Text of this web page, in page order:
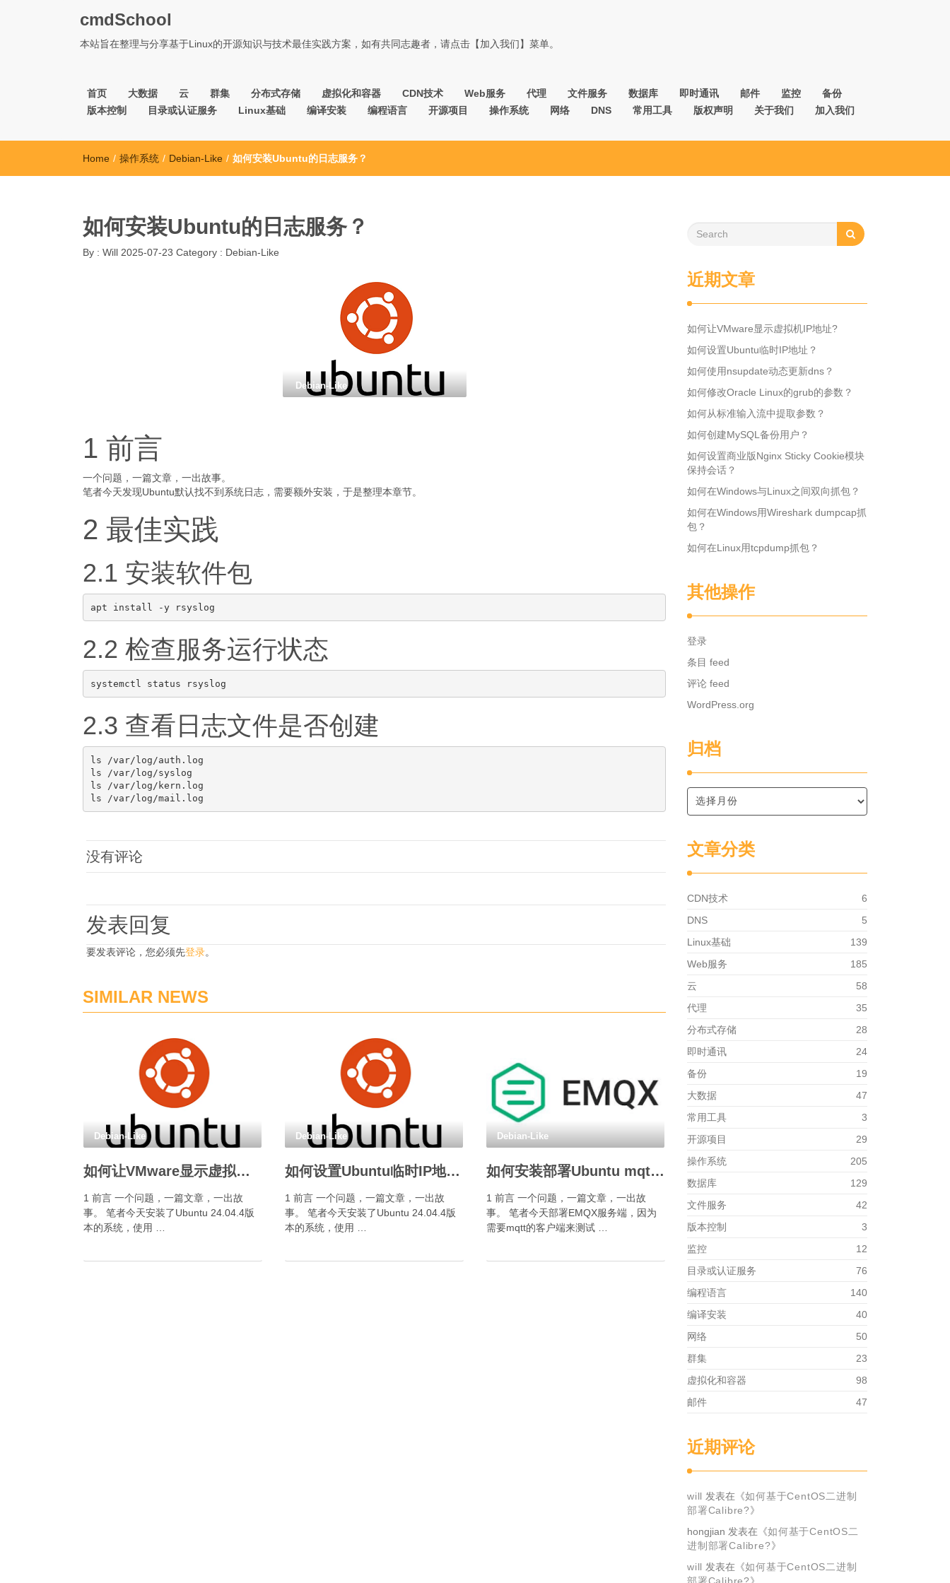
cmdSchool
本站旨在整理与分享基于Linux的开源知识与技术最佳实践方案，如有共同志趣者，请点击【加入我们】菜单。
首页 大数据 云 群集 分布式存储 虚拟化和容器 CDN技术 Web服务 代理 文件服务 数据库 即时通讯 邮件 监控
备份
版本控制
目录或认证服务 Linux基础 编译安装 编程语言 开源项目 操作系统 网络 DNS 常用工具 版权声明 关于我们 加入我们
Home / 操作系统 / Debian-Like / 如何安装Ubuntu的日志服务？
如何安装Ubuntu的日志服务？
By : Will 2025-07-23 Category : Debian-Like
Debian-Like
1 前言
一个问题，一篇文章，一出故事。
笔者今天发现Ubuntu默认找不到系统日志，需要额外安装，于是整理本章节。
2 最佳实践
2.1 安装软件包
2.2 检查服务运行状态
2.3 查看日志文件是否创建
ls /var/log/auth.log
ls /var/log/syslog
ls /var/log/kern.log
没有评论
发表回复
要发表评论，您必须先登录。
SIMILAR NEWS
Debian-Like
如何让VMware显示虚拟机IP地址?
1 前言 一个问题，一篇文章，一出故
事。 笔者今天安装了Ubuntu 24.04.4版
本的系统，使用 …
Debian-Like
如何设置Ubuntu临时IP地址？
1 前言 一个问题，一篇文章，一出故
事。 笔者今天安装了Ubuntu 24.04.4版
本的系统，使用 …
Debian-Like
如何安装部署Ubuntu mqttx图形版？
1 前言 一个问题，一篇文章，一出故
事。 笔者今天部署EMQX服务端，因为
需要mqtt的客户端来测试 …
近期文章
如何让VMware显示虚拟机IP地址?
如何设置Ubuntu临时IP地址？
如何使用nsupdate动态更新dns？
如何修改Oracle Linux的grub的参数？
如何从标准输入流中提取参数？
如何创建MySQL备份用户？
如何设置商业版Nginx Sticky Cookie模块
保持会话？
如何在Windows与Linux之间双向抓包？
如何在Windows用Wireshark dumpcap抓
包？
如何在Linux用tcpdump抓包？
其他操作
登录
条目 feed
评论 feed
WordPress.org
归档
文章分类
CDN技术
6
DNS
5
Linux基础
139
Web服务
185
云
58
代理
35
分布式存储
28
即时通讯
24
备份
19
大数据
47
常用工具
3
开源项目
29
操作系统
205
数据库
129
文件服务
42
版本控制
3
监控
12
目录或认证服务
76
编程语言
140
编译安装
40
网络
50
群集
23
虚拟化和容器
98
邮件
47
近期评论
will 发表在《如何基于CentOS二进制
部署Calibre?》
hongjian 发表在《如何基于CentOS二
进制部署Calibre?》
will 发表在《如何基于CentOS二进制